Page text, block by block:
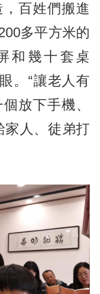
百姓們搬進
多平方米的
和幾十套桌
。“讓老人有
放下手機、
家人、徒弟打